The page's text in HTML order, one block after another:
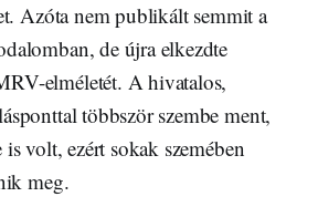
Azóta nem publikált semmit a
de újra elkezdte
elméletét. A hivatalos,
többször szembe ment,
volt, ezért sokak szemében
meg.